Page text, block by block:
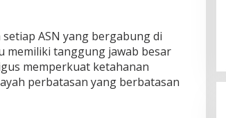
ASN yang bergabung di
memiliki tanggung jawab besar
memperkuat ketahanan
perbatasan yang berbatasan